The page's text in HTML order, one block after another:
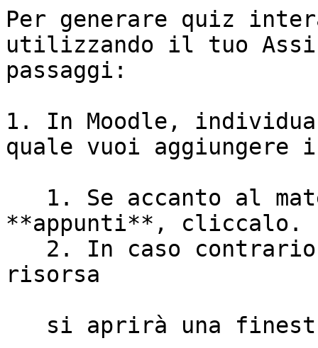
Per generare quiz
utilizzando il tuo
passaggi:
1. In Moodle,
quale vuoi aggiungere
**appunti**, cliccalo.
risorsa